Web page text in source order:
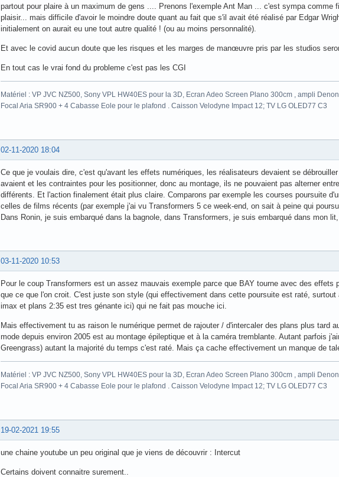
partout pour plaire à un maximum de gens .... Prenons l'exemple Ant Man ... c'est sympa comme
plaisir... mais difficile d'avoir le moindre doute quant au fait que s'il avait été réalisé par Edgar
initialement on aurait eu une tout autre qualité ! (ou au moins personnalité).
Et avec le covid aucun doute que les risques et les marges de manœuvre pris par les studios
En tout cas le vrai fond du probleme c'est pas les CGI
Matériel : VP JVC NZ500, Sony VPL HW40ES pour la 3D, Ecran Adeo Screen Plano 300cm , ampli
Focal Aria SR900 + 4 Cabasse Eole pour le plafond . Caisson Velodyne Impact 12; TV LG OLED77 C3
02-11-2020 18:04
Ce que je voulais dire, c'est qu'avant les effets numériques, les réalisateurs devaient se
avaient et les contraintes pour les positionner, donc au montage, ils ne pouvaient pas alterner
différents. Et l'action finalement était plus claire. Comparons par exemple les courses poursuite
celles de films récents (par exemple j'ai vu Transformers 5 ce week-end, on sait à peine qui
Dans Ronin, je suis embarqué dans la bagnole, dans Transformers, je suis embarqué dans mon lit,
03-11-2020 10:53
Pour le coup Transformers est un assez mauvais exemple parce que BAY tourne avec des effets
que ce que l'on croit. C'est juste son style (qui effectivement dans cette poursuite est raté, surtout
imax et plans 2:35 est tres génante ici) qui ne fait pas mouche ici.
Mais effectivement tu as raison le numérique permet de rajouter / d'intercaler des plans plus tard
mode depuis environ 2005 est au montage épileptique et à la caméra tremblante. Autant parfois
Greengrass) autant la majorité du temps c'est raté. Mais ça cache effectivement un manque de
Matériel : VP JVC NZ500, Sony VPL HW40ES pour la 3D, Ecran Adeo Screen Plano 300cm , ampli
Focal Aria SR900 + 4 Cabasse Eole pour le plafond . Caisson Velodyne Impact 12; TV LG OLED77 C3
19-02-2021 19:55
une chaine youtube un peu original que je viens de découvrir : Intercut
Certains doivent connaitre surement..